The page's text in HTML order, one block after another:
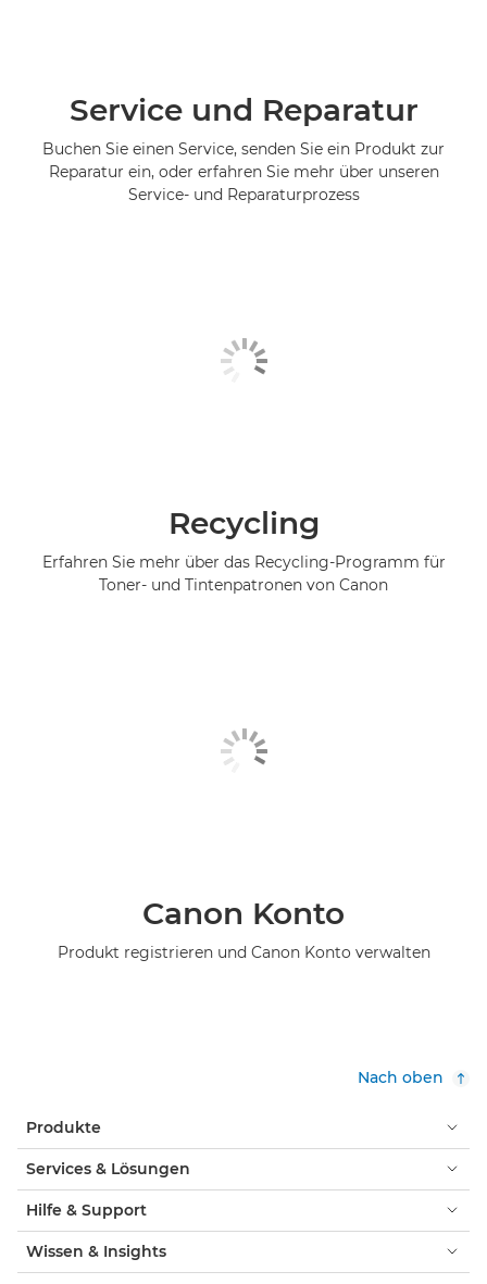
Service und Reparatur
Buchen Sie einen Service, senden Sie ein Produkt zur
Reparatur ein, oder erfahren Sie mehr über unseren
Service- und Reparaturprozess
Recycling
Erfahren Sie mehr über das Recycling-Programm für
Toner- und Tintenpatronen von Canon
Canon Konto
Produkt registrieren und Canon Konto verwalten
Nach oben
Produkte
Services & Lösungen
Hilfe & Support
Wissen & Insights